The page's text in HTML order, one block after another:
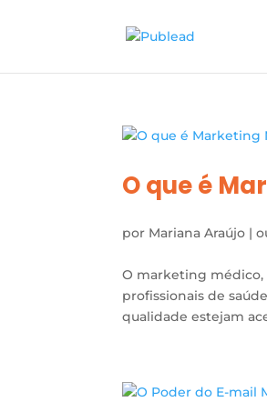
O que é
por Mariana Araújo |
O marketing
profissionais de
qualidade estejam